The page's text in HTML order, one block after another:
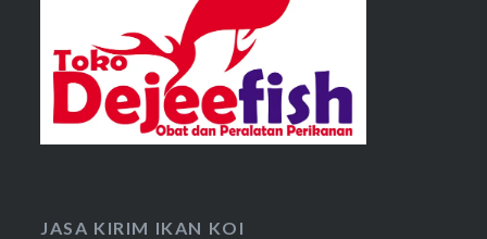
JASA KIRIM IKAN KOI